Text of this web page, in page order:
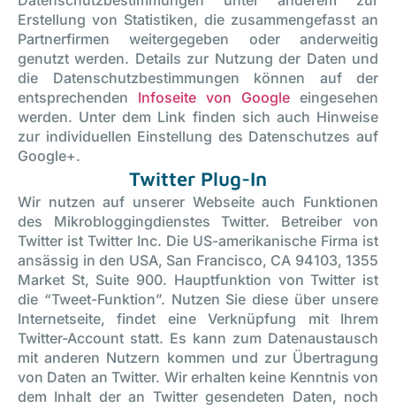
Erstellung von Statistiken, die zusammengefasst an
Partnerfirmen weitergegeben oder anderweitig
genutzt werden. Details zur Nutzung der Daten und
die Datenschutzbestimmungen können auf der
entsprechenden Infoseite von Google eingesehen
werden. Unter dem Link finden sich auch Hinweise
zur individuellen Einstellung des Datenschutzes auf
Google+.
Twitter Plug-In
Wir nutzen auf unserer Webseite auch Funktionen
des Mikrobloggingdienstes Twitter. Betreiber von
Twitter ist Twitter Inc. Die US-amerikanische Firma ist
ansässig in den USA, San Francisco, CA 94103, 1355
Market St, Suite 900. Hauptfunktion von Twitter ist
die “Tweet-Funktion”. Nutzen Sie diese über unsere
Internetseite, findet eine Verknüpfung mit Ihrem
Twitter-Account statt. Es kann zum Datenaustausch
mit anderen Nutzern kommen und zur Übertragung
von Daten an Twitter. Wir erhalten keine Kenntnis von
dem Inhalt der an Twitter gesendeten Daten, noch